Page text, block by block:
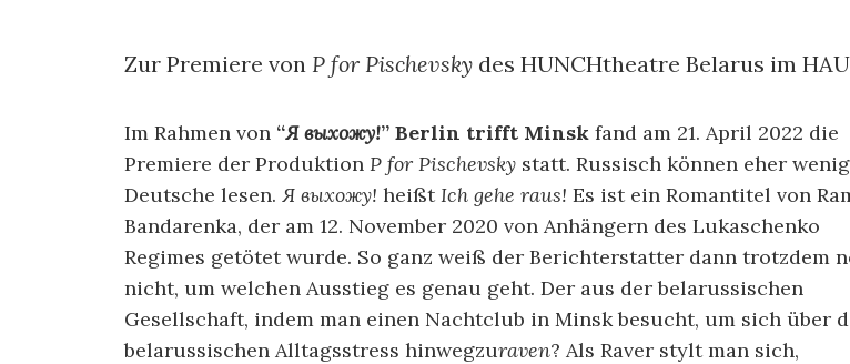
Zur Premiere von P for Pischevsky des HUNCHtheatre Belarus im
Im Rahmen von “Я выхожу!” Berlin trifft Minsk fand am 21. April 2022 die
Premiere der Produktion P for Pischevsky statt. Russisch können eher
Deutsche lesen. Я выхожу! heißtIch gehe raus! Es ist ein Romantitel von
Bandarenka, der am 12. November 2020 von Anhängern des Lukaschenko
Regimes getötet wurde. So ganz weiß der Berichterstatter dann trotzdem
nicht, um welchen Ausstieg es genau geht. Der aus der belarussischen
Gesellschaft, indem man einen Nachtclub in Minsk besucht, um sich über
belarussischen Alltagsstress hinwegzuraven? Als Raver stylt man sich,